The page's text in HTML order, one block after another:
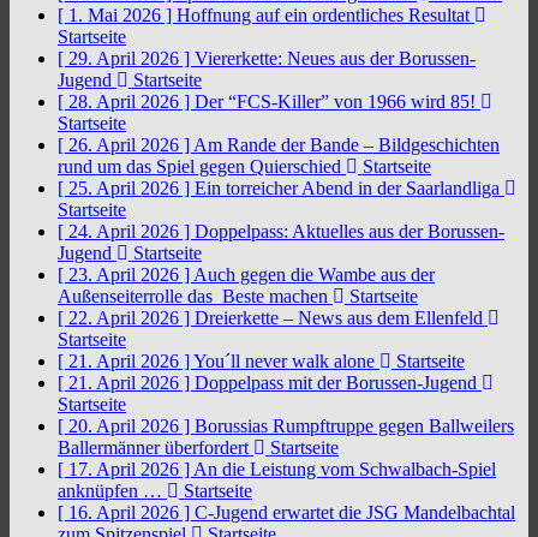
[ 1. Mai 2026 ] Hoffnung auf ein ordentliches Resultat
Startseite
[ 29. April 2026 ] Viererkette: Neues aus der Borussen-
Jugend
Startseite
[ 28. April 2026 ] Der “FCS-Killer” von 1966 wird 85!
Startseite
[ 26. April 2026 ] Am Rande der Bande – Bildgeschichten
rund um das Spiel gegen Quierschied
Startseite
[ 25. April 2026 ] Ein torreicher Abend in der Saarlandliga
Startseite
[ 24. April 2026 ] Doppelpass: Aktuelles aus der Borussen-
Jugend
Startseite
[ 23. April 2026 ] Auch gegen die Wambe aus der
Außenseiterrolle das Beste machen
Startseite
[ 22. April 2026 ] Dreierkette – News aus dem Ellenfeld
Startseite
[ 21. April 2026 ]You´ll never walk alone
Startseite
[ 21. April 2026 ] Doppelpass mit der Borussen-Jugend
Startseite
[ 20. April 2026 ] Borussias Rumpftruppe gegen Ballweilers
Ballermänner überfordert
Startseite
[ 17. April 2026 ] An die Leistung vom Schwalbach-Spiel
anknüpfen …
Startseite
[ 16. April 2026 ] C-Jugend erwartet die JSG Mandelbachtal